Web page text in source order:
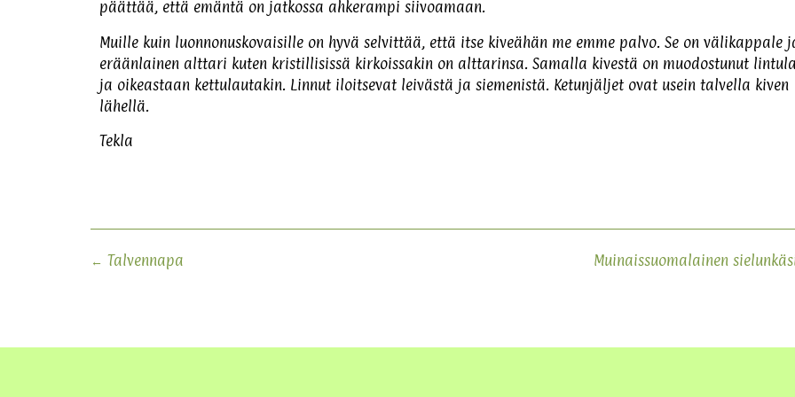
päättää, että emäntä on jatkossa ahkerampi siivoamaan.
Muille kuin luonnonuskovaisille on hyvä selvittää, että itse kiveähän me emme palvo. Se on välikappale
eräänlainen alttari kuten kristillisissä kirkoissakin on alttarinsa. Samalla kivestä on muodostunut
ja oikeastaan kettulautakin. Linnut iloitsevat leivästä ja siemenistä. Ketunjäljet ovat usein talvella kiven
lähellä.
Tekla
Muinaissuomalainen
← Talvennapa